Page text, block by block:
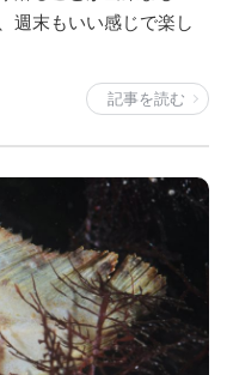
週末もいい感じで楽し
記事を読む